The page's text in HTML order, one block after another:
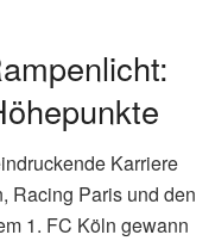
Karriere
Racing Paris und den
1. FC Köln gewann